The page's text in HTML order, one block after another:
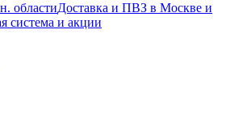
областиДоставка и ПВЗ в Москве и
система и акции